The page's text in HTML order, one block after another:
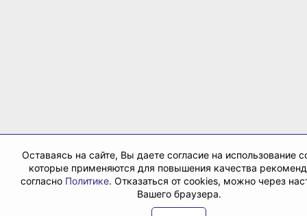
Оставаясь на сайте, Вы даете согласие на использование
которые применяются для повышения качества
согласно Политике. Отказаться от cookies, можно через
Вашего браузера.